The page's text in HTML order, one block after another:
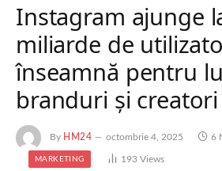
Instagram ajunge
miliarde de
înseamnă pentru
branduri și creatori
By HM24 octombrie 4, 2025 6
MARKETING 193 Views